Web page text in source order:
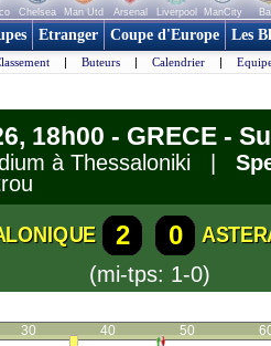
Chelsea Man Utd Arsenal Liverpool ManCity
Etranger Coupe d'Europe Les
| Buteurs | Calendrier |
18h00 - GRECE -
à Thessaloniki |
2 0
(mi-tps: 1-0)
30 40 50